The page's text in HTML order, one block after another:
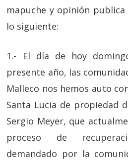
mapuche y opinión publica
lo siguiente:
1.- El día de hoy
presente año, las
Malleco nos hemos auto
Santa Lucia de propiedad
Sergio Meyer, que
proceso de
demandado por la